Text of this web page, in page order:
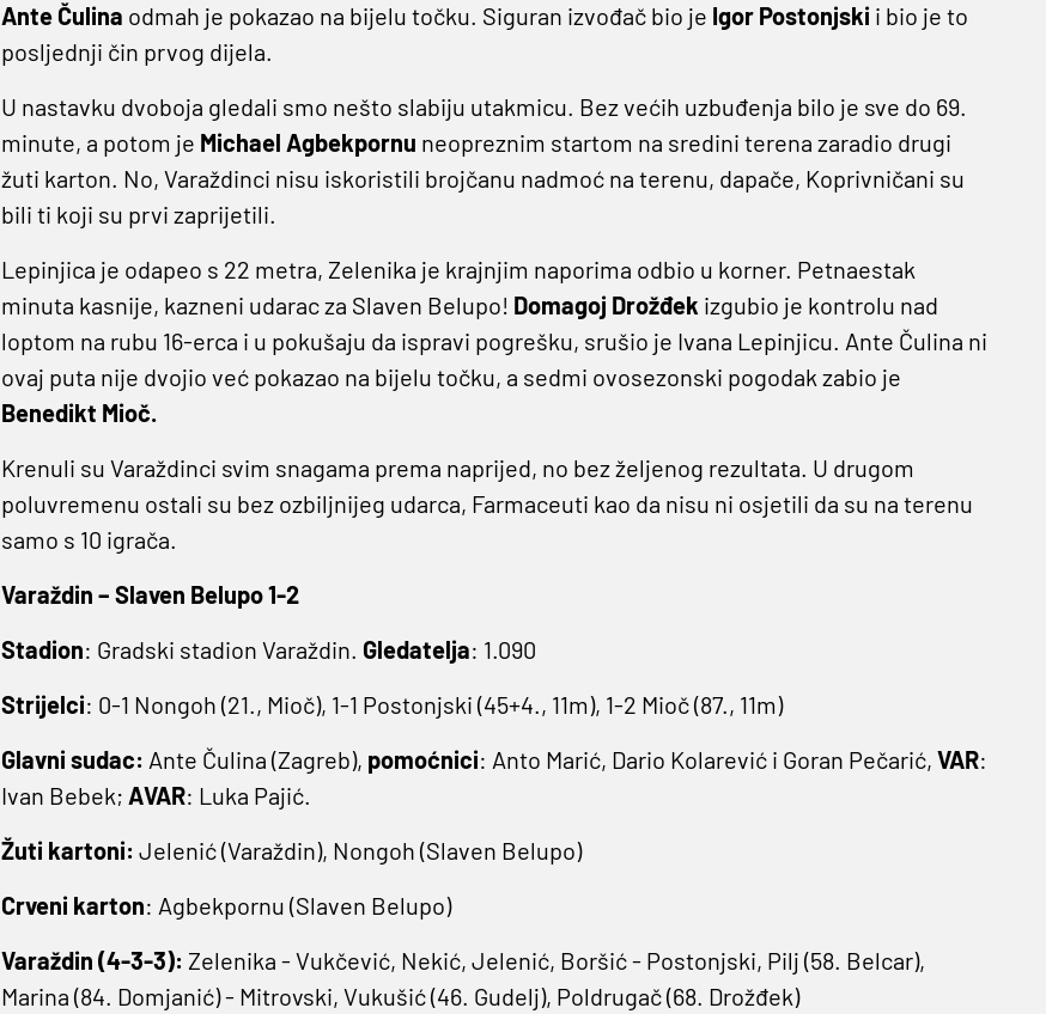
Ante Čulina odmah je pokazao na bijelu točku. Siguran izvođač bio je Igor Postonjski i bio je to
posljednji čin prvog dijela.
U nastavku dvoboja gledali smo nešto slabiju utakmicu. Bez većih uzbuđenja bilo je sve do 69.
minute, a potom je Michael Agbekpornu neopreznim startom na sredini terena zaradio drugi
žuti karton. No, Varaždinci nisu iskoristili brojčanu nadmoć na terenu, dapače, Koprivničani su
bili ti koji su prvi zaprijetili.
Lepinjica je odapeo s 22 metra, Zelenika je krajnjim naporima odbio u korner. Petnaestak
minuta kasnije, kazneni udarac za Slaven Belupo! Domagoj Drožđek izgubio je kontrolu nad
loptom na rubu 16-erca i u pokušaju da ispravi pogrešku, srušio je Ivana Lepinjicu. Ante Čulina ni
ovaj puta nije dvojio već pokazao na bijelu točku, a sedmi ovosezonski pogodak zabio je
Benedikt Mioč.
Krenuli su Varaždinci svim snagama prema naprijed, no bez željenog rezultata. U drugom
poluvremenu ostali su bez ozbiljnijeg udarca, Farmaceuti kao da nisu ni osjetili da su na terenu
samo s 10 igrača.
Varaždin – Slaven Belupo 1-2
Stadion: Gradski stadion Varaždin. Gledatelja: 1.090
Strijelci: 0-1 Nongoh (21., Mioč), 1-1 Postonjski (45+4., 11m), 1-2 Mioč (87., 11m)
Glavni sudac: Ante Čulina (Zagreb), pomoćnici: Anto Marić, Dario Kolarević i Goran Pečarić, VAR:
Ivan Bebek; AVAR: Luka Pajić.
Žuti kartoni: Jelenić (Varaždin), Nongoh (Slaven Belupo)
Crveni karton: Agbekpornu (Slaven Belupo)
Varaždin (4-3-3): Zelenika - Vukčević, Nekić, Jelenić, Boršić - Postonjski, Pilj (58. Belcar),
Marina (84. Domjanić) - Mitrovski, Vukušić (46. Gudelj), Poldrugač (68. Drožđek)